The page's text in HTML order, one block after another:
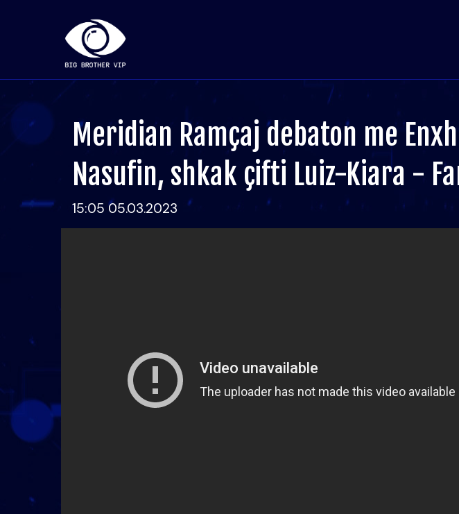
Meridian Ramçaj debaton me
Nasufin, shkak çifti Luiz-Kiara -
15:05 05.03.2023